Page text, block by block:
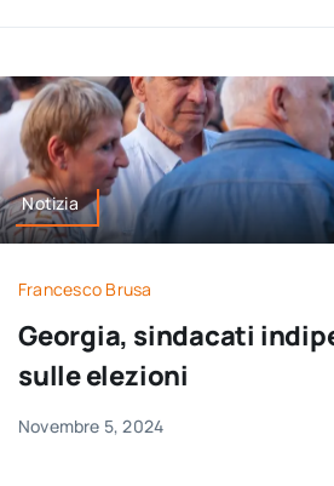
Notizia
Francesco Brusa
Georgia, sindacati
sulle elezioni
Novembre 5, 2024